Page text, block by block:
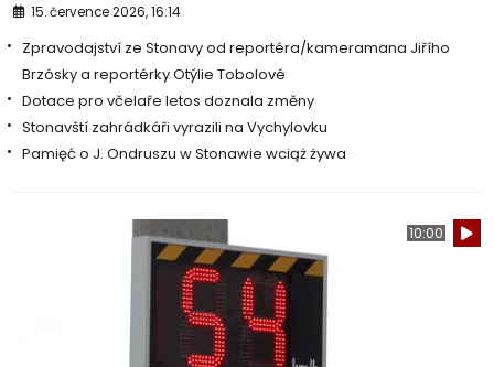
15. července 2026, 16:14
Zpravodajství ze Stonavy od reportéra/kameramana Jiřího
Brzósky a reportérky Otýlie Tobolové
Dotace pro včelaře letos doznala změny
Stonavští zahrádkáři vyrazili na Vychylovku
Pamięć o J. Ondruszu w Stonawie wciąż żywa
10:00